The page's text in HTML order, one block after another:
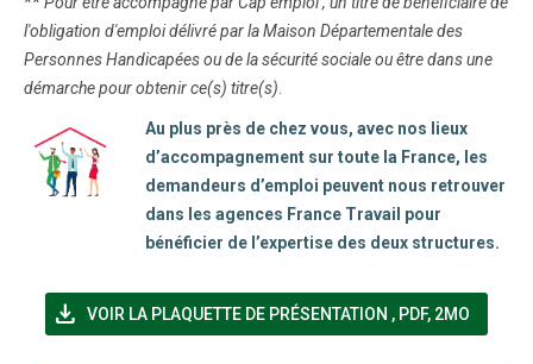
l'obligation d'emploi délivré par la Maison Départementale des
Personnes Handicapées ou de la sécurité sociale ou être dans une
démarche pour obtenir ce(s) titre(s).
Au plus près de chez vous, avec nos lieux
d’accompagnement sur toute la France, les
demandeurs d’emploi peuvent nous retrouver
dans les agences France Travail pour
bénéficier de l’expertise des deux structures.
file_download VOIR LA PLAQUETTE DE PRÉSENTATION (NOUVELLE
, PDF, 2MO